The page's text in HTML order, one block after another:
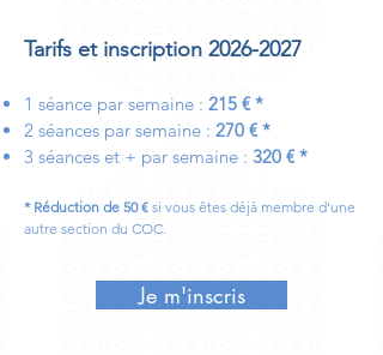
Tarifs et inscription 2026-2027
1 séance par semaine : 215 € *
2 séances par semaine : 270 € *
3 séances et + par semaine : 320 € *
* Réduction de 50 € si vous êtes déjà membre d'une
autre section du COC.
Je m'inscris